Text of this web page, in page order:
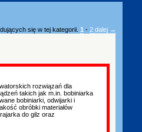
się w tej kategorii. 1 - 2 dalej →
rozwiązań dla
takich jak m.in. bobiniarka
bobiniarki, odwijarki i
obróbki materiałów
do gilz oraz